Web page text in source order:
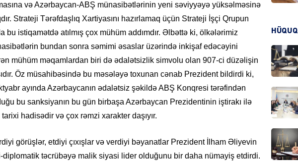
və Azərbaycan-ABŞ münasibətlərinin yeni səviyyəyə yüksəlməsinə
Strateji Tərəfdaşlıq Xartiyasını hazırlamaq üçün Strateji İşçi Qrupun
bu istiqamətdə atılmış çox mühüm addımdır. Əlbəttə ki, ölkələrimiz
bundan sonra səmimi əsaslar üzərində inkişaf edəcəyini
mühüm məqamlardan biri də ədalətsizlik simvolu olan 907-ci düzəlişin
Öz müsahibəsində bu məsələyə toxunan cənab Prezident bildirdi ki,
ayında Azərbaycanın ədalətsiz şəkildə ABŞ Konqresi tərəfindən
bu sanksiyanın bu gün birbaşa Azərbaycan Prezidentinin iştirakı ilə
hadisədir və çox rəmzi xarakter daşıyır.
görüşlər, etdiyi çıxışlar və verdiyi bəyanatlar Prezident İlham Əliyevin
diplomatik təcrübəyə malik siyasi lider olduğunu bir daha nümayiş etdirdi.
HADISƏ
DÜNYA
HÜQUQ